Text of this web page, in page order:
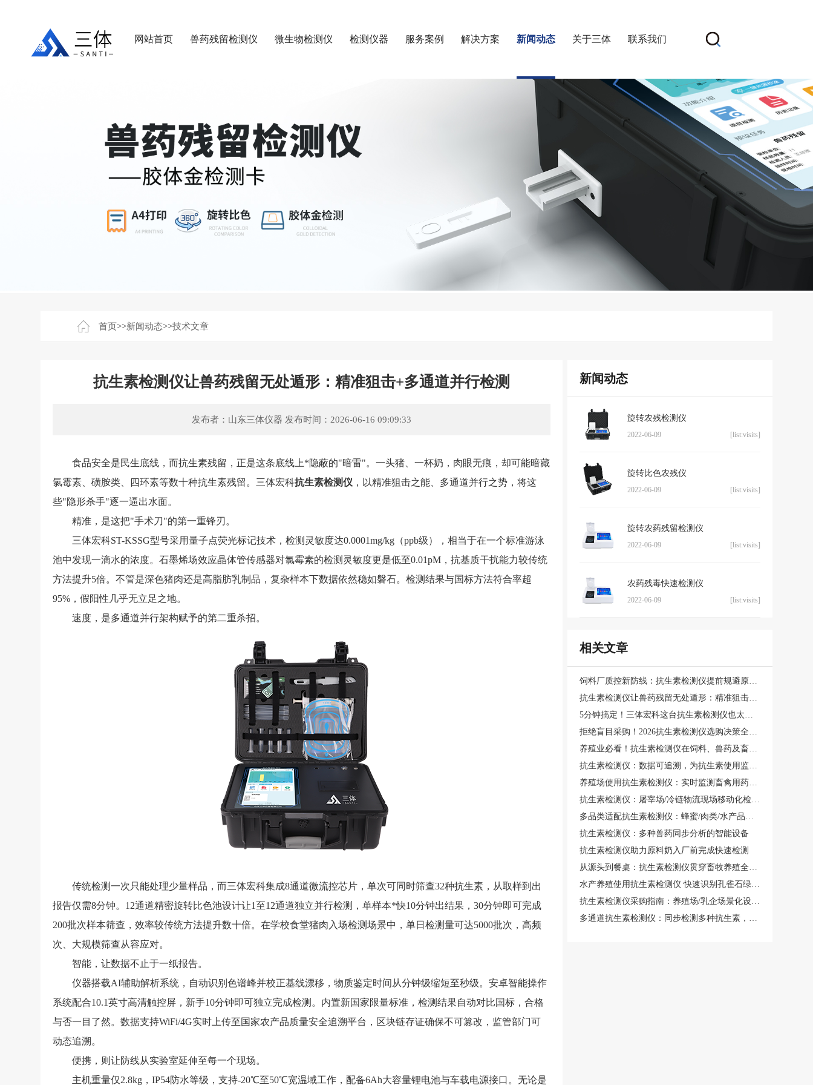
网站首页 兽药残留检测仪 微生物检测仪 检测仪器 服务案例 解决方案 新闻动态 关于三体 联系我们
首页>>新闻动态>>技术文章
抗生素检测仪让兽药残留无处遁形：精准狙击+多通道并行检测
发布者：山东三体仪器 发布时间：2026-06-16 09:09:33
食品安全是民生底线，而抗生素残留，正是这条底线上*隐蔽的"暗雷"。一头猪、一杯奶，肉眼无痕，却可能暗藏
氯霉素、磺胺类、四环素等数十种抗生素残留。三体宏科抗生素检测仪 ，以精准狙击之能、多通道并行之势，将这
些"隐形杀手"逐一逼出水面。
精准，是这把"手术刀"的第一重锋刃。
三体宏科ST-KSSG型号采用量子点荧光标记技术，检测灵敏度达0.0001mg/kg（ppb级），相当于在一个标准游泳
池中发现一滴水的浓度。石墨烯场效应晶体管传感器对氯霉素的检测灵敏度更是低至0.01pM，抗基质干扰能力较传统
方法提升5倍。不管是深色猪肉还是高脂肪乳制品，复杂样本下数据依然稳如磐石。检测结果与国标方法符合率超
95%，假阳性几乎无立足之地。
速度，是多通道并行架构赋予的第二重杀招。
传统检测一次只能处理少量样品，而三体宏科集成8通道微流控芯片，单次可同时筛查32种抗生素，从取样到出
报告仅需8分钟。12通道精密旋转比色池设计让1至12通道独立并行检测，单样本*快10分钟出结果，30分钟即可完成
200批次样本筛查，效率较传统方法提升数十倍。在学校食堂猪肉入场检测场景中，单日检测量可达5000批次，高频
次、大规模筛查从容应对。
智能，让数据不止于一纸报告。
仪器搭载AI辅助解析系统，自动识别色谱峰并校正基线漂移，物质鉴定时间从分钟级缩短至秒级。安卓智能操作
系统配合10.1英寸高清触控屏，新手10分钟即可独立完成检测。内置新国家限量标准，检测结果自动对比国标，合格
与否一目了然。数据支持WiFi/4G实时上传至国家农产品质量安全追溯平台，区块链存证确保不可篡改，监管部门可
动态追溯。
便携，则让防线从实验室延伸至每一个现场。
主机重量仅2.8kg，IP54防水等级，支持-20℃至50℃宽温域工作，配备6Ah大容量锂电池与车载电源接口。无论是
新闻动态
旋转农残检测仪
2022-06-09 [list:visits]
旋转比色农残仪
2022-06-09 [list:visits]
旋转农药残留检测仪
2022-06-09 [list:visits]
农药残毒快速检测仪
2022-06-09 [list:visits]
相关文章
饲料厂质控新防线：抗生素检测仪提前规避原料风险隐患
抗生素检测仪让兽药残留无处遁形：精准狙击+多通道并行检测
5分钟搞定！三体宏科这台抗生素检测仪也太能打了
拒绝盲目采购！2026抗生素检测仪选购决策全攻略
养殖业必看！抗生素检测仪在饲料、兽药及畜产品中的全链条管控方案
抗生素检测仪：数据可追溯，为抗生素使用监管提供坚实依据
养殖场使用抗生素检测仪：实时监测畜禽用药残留，避免超标肉品流入市场
抗生素检测仪：屠宰场/冷链物流现场移动化检测的智能装备
多品类适配抗生素检测仪：蜂蜜/肉类/水产品定制化检测模式
抗生素检测仪：多种兽药同步分析的智能设备
抗生素检测仪助力原料奶入厂前完成快速检测
从源头到餐桌：抗生素检测仪贯穿畜牧养殖全周期，降低药物残留风险
水产养殖使用抗生素检测仪 快速识别孔雀石绿等禁用药物
抗生素检测仪采购指南：养殖场/乳企场景化设备配置方案
多通道抗生素检测仪：同步检测多种抗生素，效率提升3倍